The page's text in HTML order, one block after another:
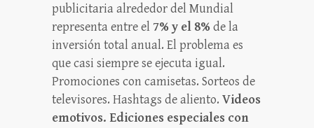
publicitaria alrededor del Mundial
representa entre el 7% y el 8%de la
inversión total anual. El problema es
que casi siempre se ejecuta igual.
Promociones con camisetas. Sorteos de
televisores. Hashtags de aliento. Videos
emotivos. Ediciones especiales con